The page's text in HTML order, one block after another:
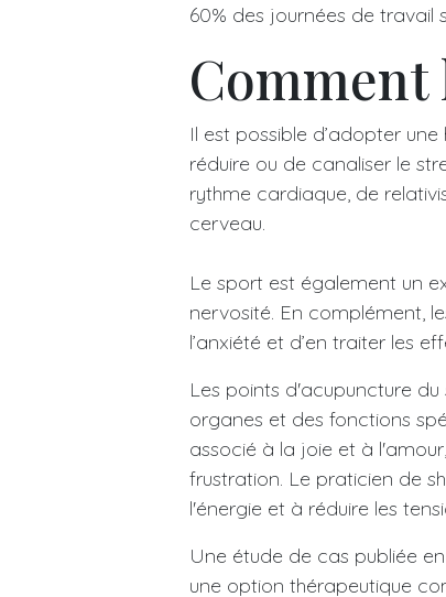
60% des journées de travail
Comment
Il est possible d’adopter
réduire ou de canaliser le
rythme cardiaque, de
cerveau.
Le sport est également un
nervosité. En complément,
l’anxiété et d’en traiter les
Les points d'acupuncture
organes et des fonctions
associé à la joie et à
frustration. Le praticien de
l'énergie et à réduire les
Une étude de cas publiée
une option thérapeutique